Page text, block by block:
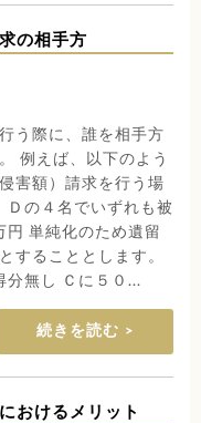
の相手方
う際に、誰を相手方
例えば、以下のよう
害額）請求を行う場
の４名でいずれも被
単純化のため遺留
することとします。
分無し Ｃに５０...
続きを読む
おけるメリット